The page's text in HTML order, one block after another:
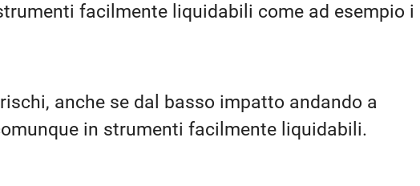
facilmente liquidabili come ad esempio i
anche se dal basso impatto andando a
in strumenti facilmente liquidabili.